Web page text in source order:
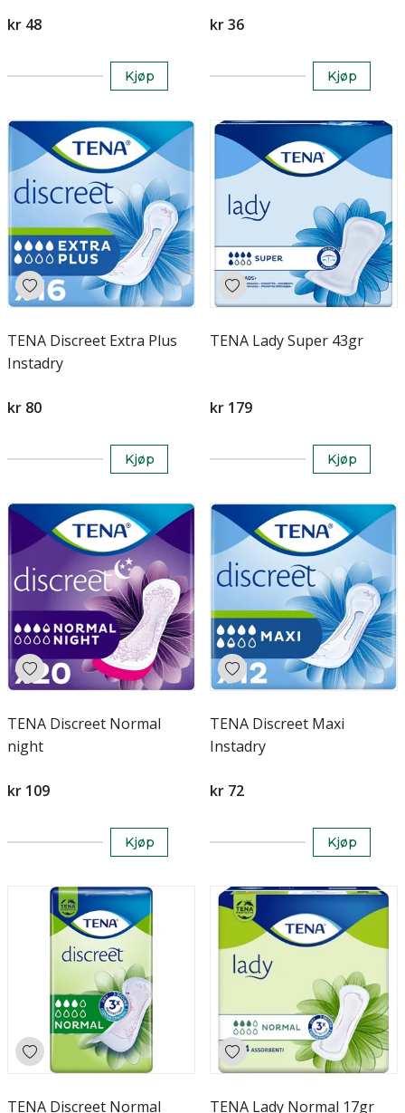
kr 48
Kjøp
kr 36
Kjøp
TENA Discreet Extra Plus
Instadry
kr 80
Kjøp
TENA Lady Super 43gr
kr 179
Kjøp
TENA Discreet Normal
night
kr 109
Kjøp
TENA Discreet Maxi
Instadry
kr 72
Kjøp
TENA Discreet Normal
TENA Lady Normal 17gr